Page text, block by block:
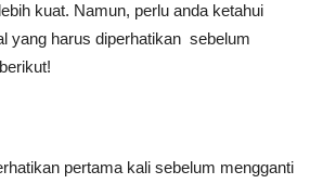
kuat. Namun, perlu anda ketahui
yang harus diperhatikan sebelum
pertama kali sebelum mengganti